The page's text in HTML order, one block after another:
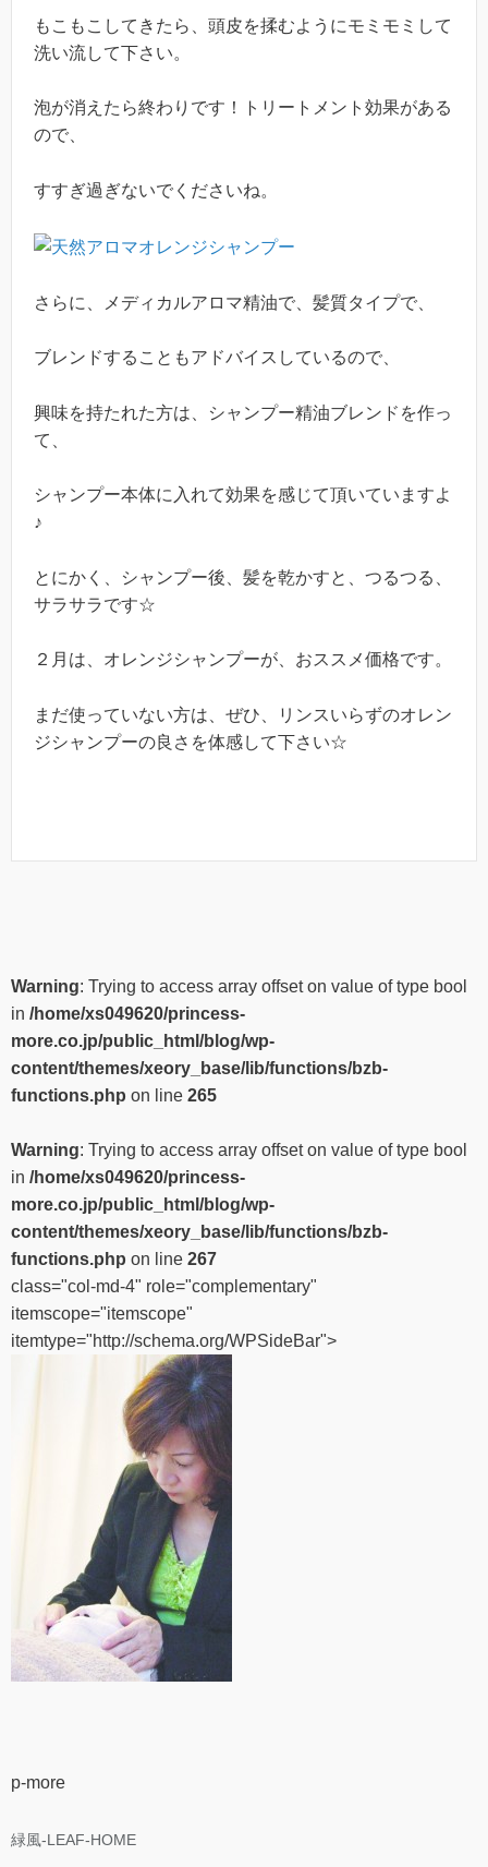
もこもこしてきたら、頭皮を揉むようにモミモミして
洗い流して下さい。
泡が消えたら終わりです！トリートメント効果がある
ので、
すすぎ過ぎないでくださいね。
さらに、メディカルアロマ精油で、髪質タイプで、
ブレンドすることもアドバイスしているので、
興味を持たれた方は、シャンプー精油ブレンドを作っ
て、
シャンプー本体に入れて効果を感じて頂いていますよ
♪
とにかく、シャンプー後、髪を乾かすと、つるつる、
サラサラです☆
２月は、オレンジシャンプーが、おススメ価格です。
まだ使っていない方は、ぜひ、リンスいらずのオレン
ジシャンプーの良さを体感して下さい☆
Warning: Trying to access array offset on value of type bool
in /home/xs049620/princess-
more.co.jp/public_html/blog/wp-
content/themes/xeory_base/lib/functions/bzb-
functions.php on line 265
Warning: Trying to access array offset on value of type bool
in /home/xs049620/princess-
more.co.jp/public_html/blog/wp-
content/themes/xeory_base/lib/functions/bzb-
functions.php on line 267
class="col-md-4" role="complementary"
itemscope="itemscope"
itemtype="http://schema.org/WPSideBar">
p-more
緑風-LEAF-HOME